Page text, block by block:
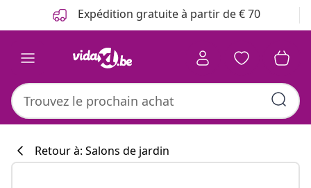
Expédition gratuite à partir de € 70
Retour à: Salons de jardin